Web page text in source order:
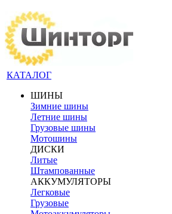
КАТАЛОГ
ШИНЫ
Зимние шины
Летние шины
Грузовые шины
Мотошины
ДИСКИ
Литые
Штампованные
АККУМУЛЯТОРЫ
Легковые
Грузовые